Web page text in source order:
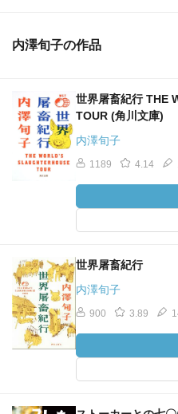
内澤旬子の作品
世界屠畜紀行 THE
TOUR (角川文庫)
内澤旬子
1189 4.14
世界屠畜紀行
内澤旬子
900 3.89